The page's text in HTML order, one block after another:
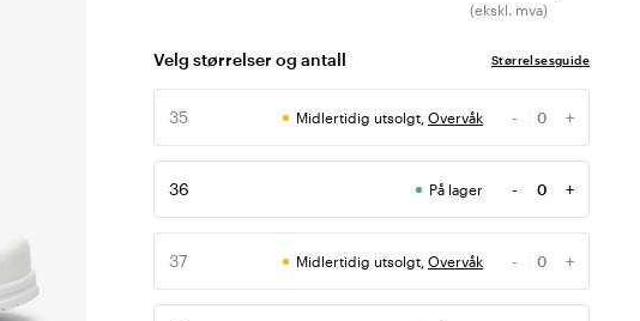
(ekskl. mva)
Velg størrelser og antall Størrelsesguide
35 Midlertidig utsolgt, Overvåk -
Antall
+
36 På lager -
Antall
+
37 Midlertidig utsolgt, Overvåk -
Antall
+